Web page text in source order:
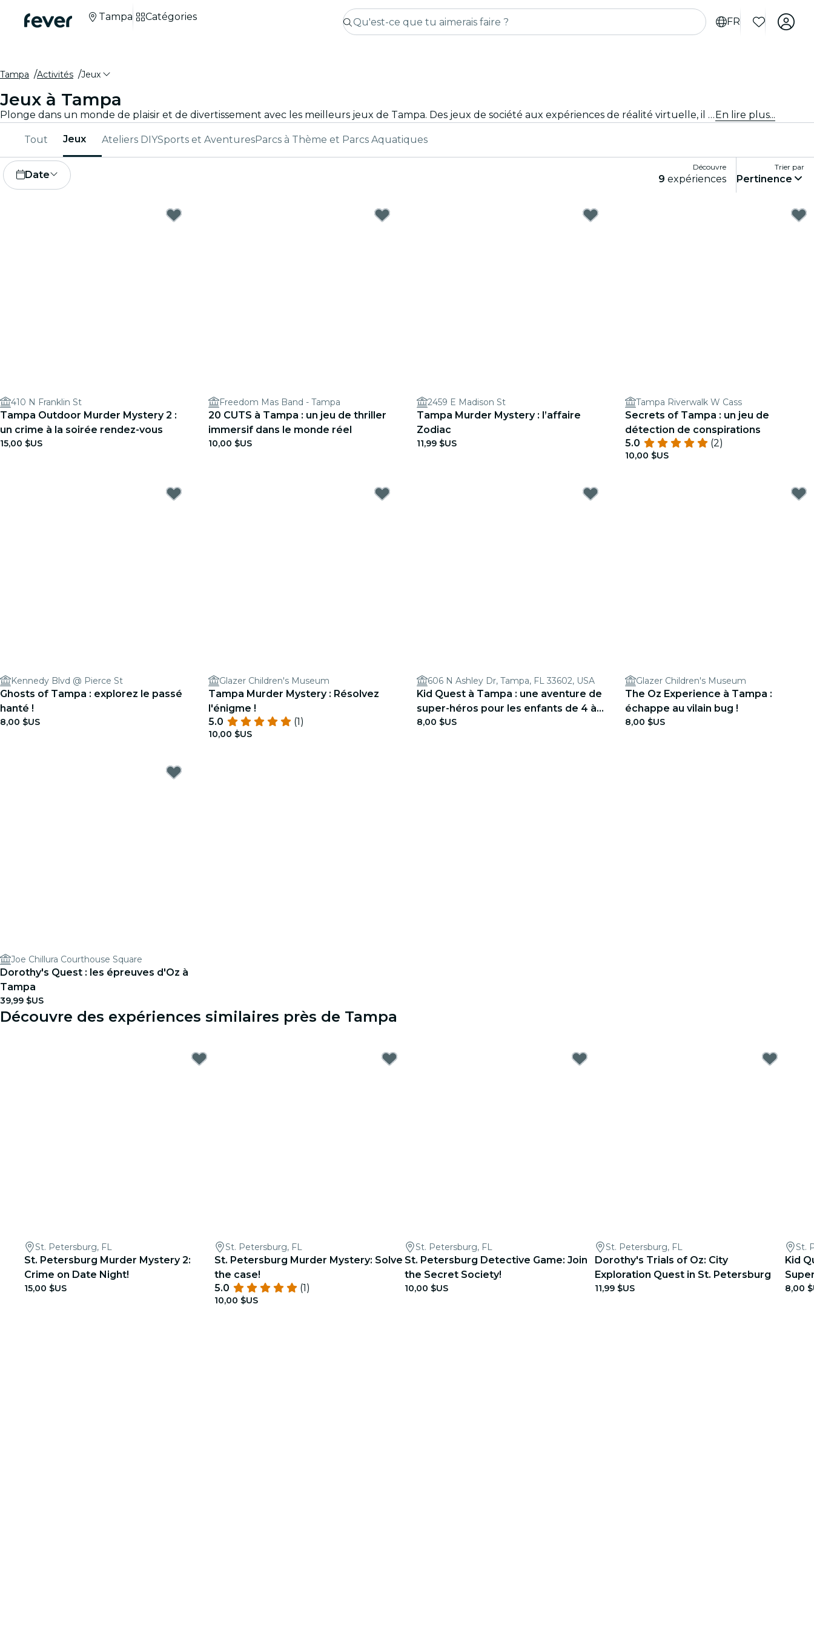
FR
Tampa Catégories
Tampa Activités Jeux
Jeux à Tampa
Plonge dans un monde de plaisir et de divertissement avec les meilleurs jeux de Tampa. Des jeux de société aux expériences de réalité virtuelle, il y en a pour tous les goûts.En lire plus...
Tout Jeux Ateliers DIYSports et AventuresParcs à Thème et Parcs Aquatiques
Date
Découvre
9 expériences
Trier par
Pertinence
410 N Franklin St
Tampa Outdoor Murder Mystery 2 :
un crime à la soirée rendez-vous
15,00 $US
Freedom Mas Band - Tampa
20 CUTS à Tampa : un jeu de thriller
immersif dans le monde réel
10,00 $US
2459 E Madison St
Tampa Murder Mystery : l’affaire
Zodiac
11,99 $US
Tampa Riverwalk W Cass
Secrets of Tampa : un jeu de
détection de conspirations
5.0
(2)
10,00 $US
Kennedy Blvd @ Pierce St
Ghosts of Tampa : explorez le passé
hanté !
8,00 $US
Glazer Children's Museum
Tampa Murder Mystery : Résolvez
l'énigme !
5.0
(1)
10,00 $US
606 N Ashley Dr, Tampa, FL 33602, USA
Kid Quest à Tampa : une aventure de
super-héros pour les enfants de 4 à 8
ans
8,00 $US
Glazer Children's Museum
The Oz Experience à Tampa :
échappe au vilain bug !
8,00 $US
Joe Chillura Courthouse Square
Dorothy's Quest : les épreuves d'Oz à
Tampa
39,99 $US
Découvre des expériences similaires près de Tampa
St. Petersburg, FL
St. Petersburg Murder Mystery 2:
Crime on Date Night!
15,00 $US
St. Petersburg, FL
St. Petersburg Murder Mystery: Solve
the case!
5.0
(1)
10,00 $US
St. Petersburg, FL
St. Petersburg Detective Game: Join
the Secret Society!
10,00 $US
St. Petersburg, FL
Dorothy's Trials of Oz: City
Exploration Quest in St. Petersburg
11,99 $US
St.
Kid
8,00